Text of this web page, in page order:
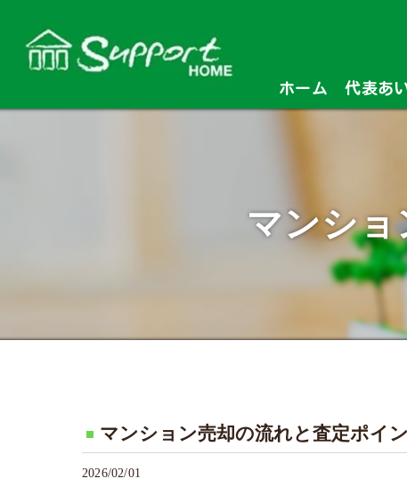
ホーム 代表あ
マンシ
マンション売却の流れと査定ポイ
2026/02/01